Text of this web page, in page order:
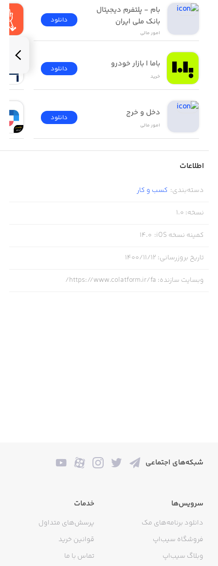
بانک ملی ایران
امور ‌مالی
دانلود
باما | بازار خودرو
خرید
دانلود
دخل و خرج
امور ‌مالی
دانلود
اطلاعات
دسته‌بندی: کسب‌ و ‌کار
نسخه:
1.0
کمینه نسخه iOS :
14.0
تاریخ بروزرسانی: ۱۴۰۰/۱۱/۱۲
وبسایت سازنده:
https://www.colatform.ir/fa/
شبکه‌های اجتماعی
سرویس‌ها
دانلود برنامه‌های مک
فروشگاه سیب‌اپ
وبلاگ سیب‌اپ
خدمات
پرسش‌های متداول
قوانین خرید
تماس با ما